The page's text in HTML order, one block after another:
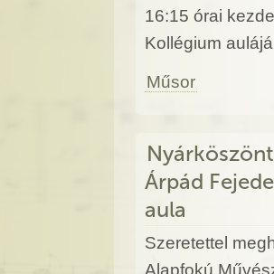
16:15 órai
Kollégium
Műsor
Árpád
aula
Szeretettel